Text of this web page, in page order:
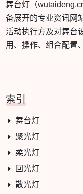
舞台灯（
备展开的专业资讯网
活动执行方及对舞台
用、操作、组合配置
索引
舞台灯
聚光灯
柔光灯
回光灯
散光灯